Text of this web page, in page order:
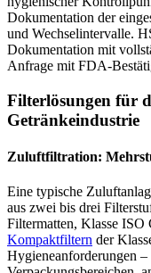
Dokumentation der
und Wechselintervalle.
Dokumentation mit
Anfrage mit FDA-
Filterlösungen für
Getränkeindustrie
Zuluftfiltration:
Eine typische
aus zwei bis drei
Filtermatten, Klasse ISO
Kompaktfiltern der
Hygieneanforderungen